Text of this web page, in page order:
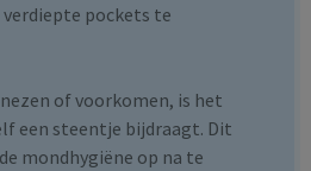
pockets te
of voorkomen, is het
een steentje bijdraagt. Dit
mondhygiëne op na te